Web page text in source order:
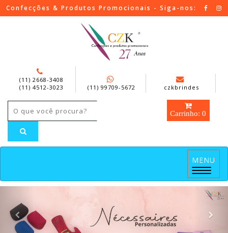
Confecções & Produtos Promocionais - Siga-nos:
(11) 2668-3408
(11) 4512-3023
(11) 99709-5672 czkbrindes
Carrinho: 0
MENU
Menu